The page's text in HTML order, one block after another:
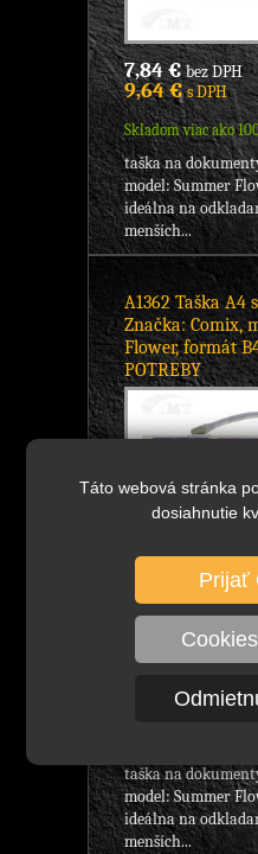
Táto webová stránka
dosiahnutie
Prijať
7,84 €bez DPH
9,64 €s DPH
Skladom viac ako
taška na
model: Summer
ideálna na
menších...
A1362 Taška A4
Značka: Comix,
Flower, formát
POTREBY
9,64 €s DPH
taška na
model: Summer
ideálna na
menších...